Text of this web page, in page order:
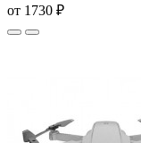
от 1730 ₽